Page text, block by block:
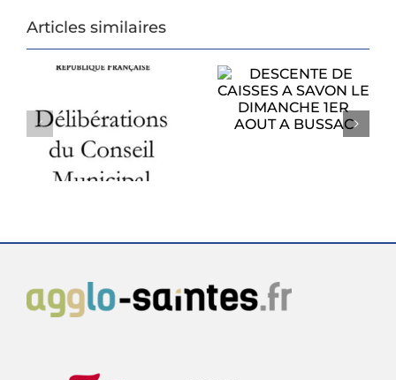
Articles similaires
DESCENTE DE
LE DIMANCHE
1ER AOUT A
BUSSAC
PROCHAIN
CONSEIL